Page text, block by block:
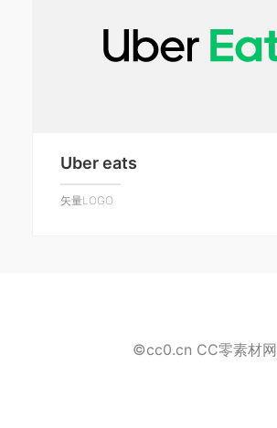
Uber eats
矢量LOGO
©cc0.cn CC零素材网